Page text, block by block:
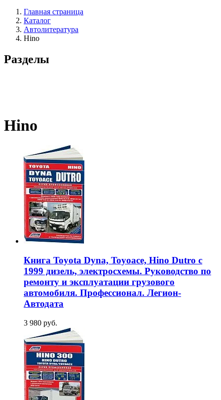
Главная страница
Каталог
Автолитература
Hino
Разделы
Hino
Книга Toyota Dyna, Toyoace, Hino Dutro с
1999 дизель, электросхемы. Руководство по
ремонту и эксплуатации грузового
автомобиля. Профессионал. Легион-
Aвтодата
3 980 руб.